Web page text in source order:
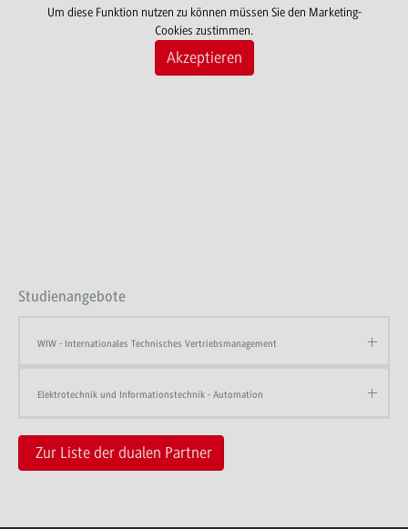
Um diese Funktion nutzen zu können müssen Sie den Marketing-
Cookies zustimmen.
Akzeptieren
Studienangebote
WIW - Internationales Technisches Vertriebsmanagement
Elektrotechnik und Informationstechnik - Automation
Zur Liste der dualen Partner